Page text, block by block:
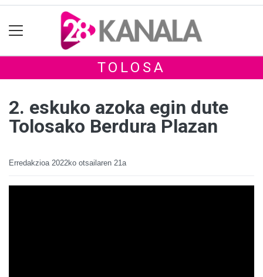
TOLOSA
2. eskuko azoka egin dute
Tolosako Berdura Plazan
Erredakzioa 2022ko otsailaren 21a